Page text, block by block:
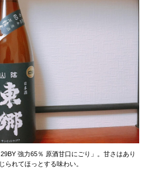
強力65％ 原酒甘口にごり」。甘さはあり
られてほっとする味わい。